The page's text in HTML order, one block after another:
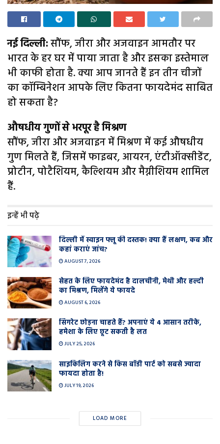
नई दिल्ली:सौंफ, जीरा और अजवाइन आमतौर पर
भारत के हर घर में पाया जाता है और इसका इस्तेमाल
भी काफी होता है. क्या आप जानते हैं इन तीन चीजों
का कॉम्बिनेशन आपके लिए कितना फायदेमंद साबित
हो सकता है?
औषधीय गुणों से भरपूर है मिश्रण
सौंफ, जीरा और अजवाइन में मिश्रण में कई औषधीय
गुण मिलते हैं, जिसमें फाइबर, आयरन, एंटीऑक्सीडेंट,
प्रोटीन, पोटैशियम, कैल्शियम और मैग्नीशियम शामिल
हैं.
इन्हें भी पढ़े
दिल्ली में स्वाइन फ्लू की दस्तक! क्या हैं लक्षण, कब और
कहां कराएं जांच?
AUGUST 7, 2026
सेहत के लिए फायदेमंद है दालचीनी, मेथी और हल्दी
का मिश्रण, मिलेंगे ये फायदे
AUGUST 6, 2026
सिगरेट छोड़ना चाहते हैं? अपनाएं ये 4 आसान तरीके,
हमेशा के लिए छूट सकती है लत
JULY 25, 2026
साइकिलिंग करने से किस बॉडी पार्ट को सबसे ज्यादा
फायदा होता है!
JULY 19, 2026
LOAD MORE